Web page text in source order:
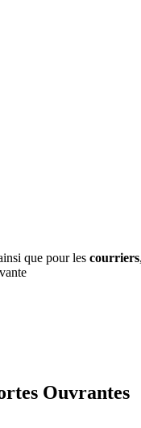
que pour les courriers
Ouvrantes